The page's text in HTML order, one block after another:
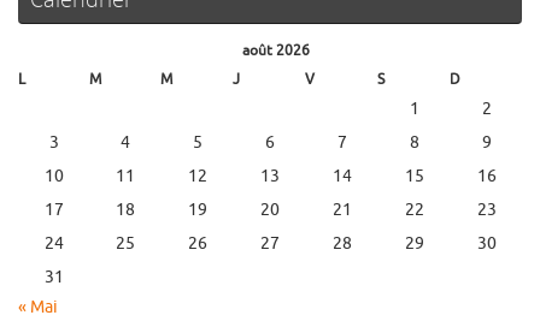
août 2026
L
M M J V S D
« Mai
1
2
3
4 5 6 7 8
9
10
11 12 13 14 15
16
17
18 19 20 21 22
23
24
25 26 27 28 29
30
31